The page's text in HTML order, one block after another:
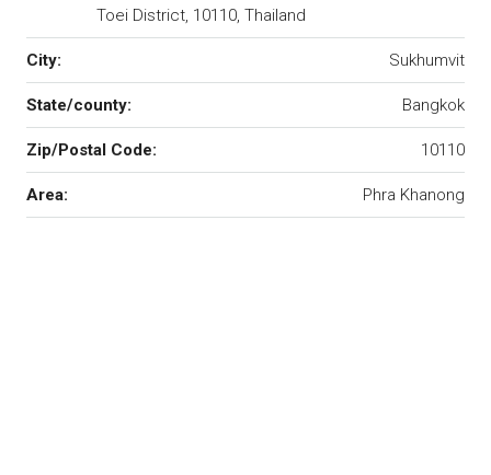
Toei District, 10110, Thailand
City: Sukhumvit
State/county: Bangkok
Zip/Postal Code: 10110
Area: Phra Khanong